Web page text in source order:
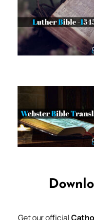
Get our official